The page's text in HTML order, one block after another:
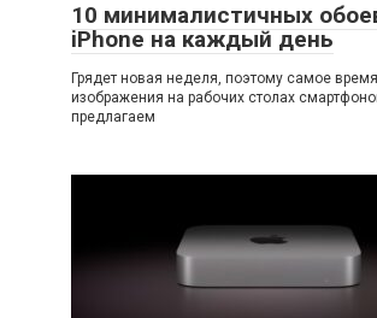
10 минималистичных
iPhone на каждый день
Грядет новая неделя, поэтому самое
изображения на рабочих столах
предлагаем